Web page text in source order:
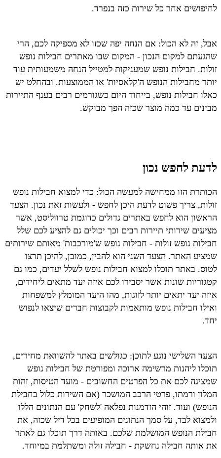
לחיפושים אחר כל שירות כזה בנפרד.
אבל, זה לא הכול: אם הנחה יפה שכזו לא מספיקה לכם, הרי
שהגעתם למקום הנכון - המקום שבו מאתרים חבילות נופש
זולות. חבילות נופש שמעניקות למטייל הנחה משמעותית עוד
יותר מחבילות הנופש ה'קלאסיות' או הממוצעות. ובהחלט יש
כאלו חבילות נופש, בייחוד היום כשגורמים רבים בענף התיירות
מבינים עד כמה מוצר שכזה הפך מבוקש.
לדעת לחפש נכון
הכותרת הזו ממחישה למעשה הכול: כדי למצוא חבילות נופש
זולות, צריך פשוט לדעת היכן לחפש - ולעשות זאת נכון. הצעד
הראשון הוא לחפש באתרים גדולים כדוגמת טרווליסט, אשר
מציעים שירותי תיירות רבים וכך יכולים גם להציע לכם שלל
חבילות נופש זולות - חבילות נופש ש'מורכבות' מאותם שירותים
שמציע האתר. הצעד השני הוא להבין, כמובן, להיכן תרצו
לטוס. באתר תוכלו למצוא חבילות נופש לשלל יעדים, כמו גם
קטגוריות שונות אשר יסבירו לכם איזה יעד מתאים ליחידים,
איזה יעד יתאים יותר לזוגות, מהו היעד המומלץ למשפחות
ואילו חבילות נופש מותאמות לקבוצות חברים שיצאו לנפוש
יחד.
הצעד השלישי נוגע לתוכן: כגולשים באתר להשוואת מחירים,
תוכלו ליהנות מרשימה ארוכה ומפורטת של חבילות נופש
שמציגה לכם את כל הפרטים החשובים - מועד הטיסות, זהות
המלון ורמתו, פרטי הרכב המושכר (אם השירות כלול בחבילת
הנופש) ועוד. זוהי הזדמנות נפלאה 'לשחק' עם הנתונים הללו
ולמצוא לבד, על סמך הנתונים המופיעים בכל דיל שכזה, את
חבילת הנופש המושלמת שלכם. באותה דרך תוכלו גם לאתר
את אותה חבילה נחשקת - חבילה זולה ומשתלמת במיוחד.